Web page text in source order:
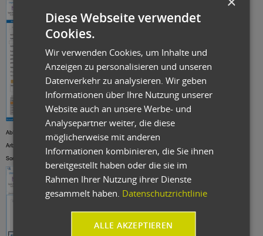
Abb.: In der Prüfplanung (ggf. basierend auf FMEA und CP) werden sie den einzelnen
Arbeitsgängen und/oder Prüfarten zugeordnet, z. B. Wareneingang, SPC, Laborprüfung,
Sonderprüfung etc.
Diese Webseite verwendet
Cookies.
Wir verwenden Cookies, um Inhalte und
Anzeigen zu personalisieren und unseren
Datenverkehr zu analysieren. Wir geben
Informationen über Ihre Nutzung unserer
Website auch an unsere Werbe- und
Analysepartner weiter, die diese
möglicherweise mit anderen
Informationen kombinieren, die Sie ihnen
bereitgestellt haben oder die sie im
Rahmen Ihrer Nutzung ihrer Dienste
gesammelt haben. Datenschutzrichtlinie
ALLE AKZEPTIEREN